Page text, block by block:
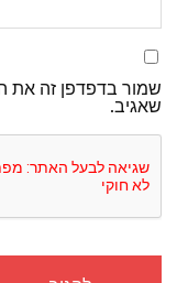
שמור בדפדפן זה את
שאגיב.